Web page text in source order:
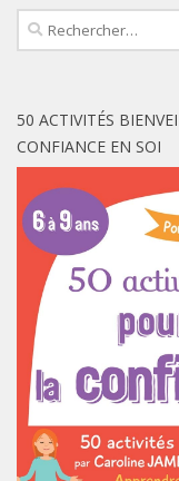
Rechercher :
50 ACTIVITÉS
CONFIANCE EN SOI